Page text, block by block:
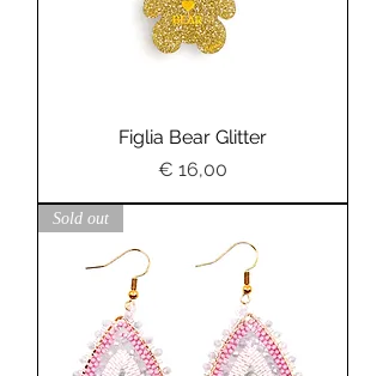
Figlia Bear Glitter
Preis
€ 16,00
Sold out